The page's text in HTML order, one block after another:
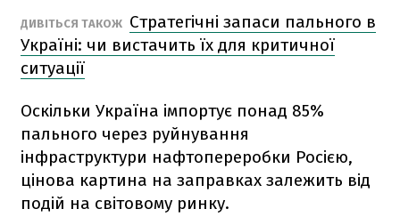
ДИВІТЬСЯ ТАКОЖ Стратегічні запаси пального в
Україні: чи вистачить їх для критичної
ситуації
Оскільки Україна імпортує понад 85%
пального через руйнування
інфраструктури нафтопереробки Росією,
цінова картина на заправках залежить від
подій на світовому ринку.